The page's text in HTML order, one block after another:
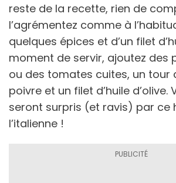
reste de la recette, rien de
l’agrémentez comme à
quelques épices et d’un filet
moment de servir, ajoutez des
ou des tomates cuites, un tour
poivre et un filet d’huile d’olive.
seront surpris (et ravis) par ce
l’italienne !